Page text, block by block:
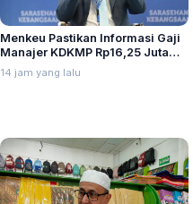
Menkeu Pastikan Informasi Gaji
Manajer KDKMP Rp16,25 Juta
Tidak Benar
14 jam yang lalu